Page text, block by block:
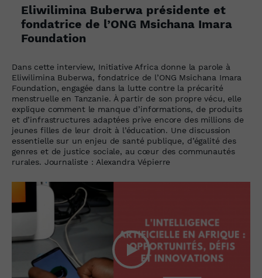
Eliwilimina Buberwa présidente et
fondatrice de l’ONG Msichana Imara
Foundation
Dans cette interview, Initiative Africa donne la parole à
Eliwilimina Buberwa, fondatrice de l’ONG Msichana Imara
Foundation, engagée dans la lutte contre la précarité
menstruelle en Tanzanie. À partir de son propre vécu, elle
explique comment le manque d’informations, de produits
et d’infrastructures adaptées prive encore des millions de
jeunes filles de leur droit à l’éducation. Une discussion
essentielle sur un enjeu de santé publique, d’égalité des
genres et de justice sociale, au cœur des communautés
rurales. Journaliste : Alexandra Vépierre